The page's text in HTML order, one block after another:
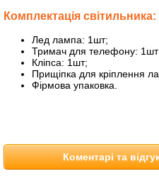
Комплектація світильника:
Лед лампа: 1шт;
Тримач для телефону:
Кліпса: 1шт;
Прищіпка для кріплення
Фірмова упаковка.
Коментарі та